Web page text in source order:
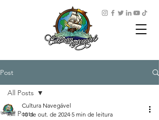
Post
All Posts
All Posts
Cultura Navegável
10 de out. de 2024 5 min de leitura